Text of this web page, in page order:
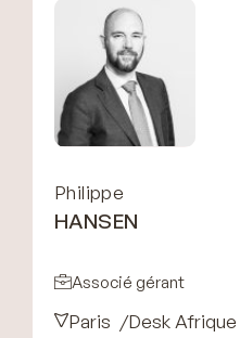
Philippe
HANSEN
Associé gérant
Paris Desk Afrique